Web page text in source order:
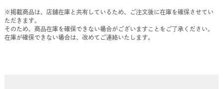
※掲載商品は、店舗在庫と共有しているため、ご注文後に在庫を確保させてい
ただきます。
そのため、商品在庫を確保できない場合がございますことをご了承ください。
在庫が確保できない場合は、改めてご連絡いたします。